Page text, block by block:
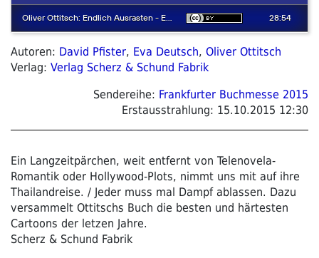
Autoren: David Pfister, Eva Deutsch, Oliver Ottitsch
Verlag: Verlag Scherz & Schund Fabrik
Sendereihe: Frankfurter Buchmesse 2015
Erstausstrahlung: 15.10.2015 12:30
Ein Langzeitpärchen, weit entfernt von Telenovela-
Romantik oder Hollywood-Plots, nimmt uns mit auf ihre
Thailandreise. / Jeder muss mal Dampf ablassen. Dazu
versammelt Ottitschs Buch die besten und härtesten
Cartoons der letzen Jahre.
Scherz & Schund Fabrik